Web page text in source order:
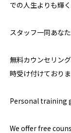
での人生よりも輝
スタッフ一同あな
無料カウンセリン
時受け付けており
Personal training
We offer free